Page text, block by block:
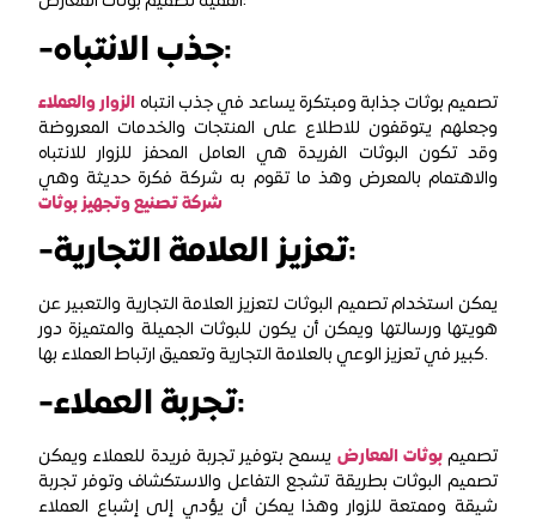
-جذب الانتباه:
تصميم بوثات جذابة ومبتكرة يساعد في جذب انتباه الزوار والعملاء
وجعلهم يتوقفون للاطلاع على المنتجات والخدمات المعروضة
وقد تكون البوثات الفريدة هي العامل المحفز للزوار للانتباه
والاهتمام بالمعرض وهذ ما تقوم به شركة فكرة حديثة وهي
شركة تصنيع وتجهيز بوثات
-تعزيز العلامة التجارية:
يمكن استخدام تصميم البوثات لتعزيز العلامة التجارية والتعبير عن
هويتها ورسالتها ويمكن أن يكون للبوثات الجميلة والمتميزة دور
كبير في تعزيز الوعي بالعلامة التجارية وتعميق ارتباط العملاء بها.
-تجربة العملاء:
تصميمبوثات المعارض يسمح بتوفير تجربة فريدة للعملاء ويمكن
تصميم البوثات بطريقة تشجع التفاعل والاستكشاف وتوفر تجربة
شيقة وممتعة للزوار وهذا يمكن أن يؤدي إلى إشباع العملاء